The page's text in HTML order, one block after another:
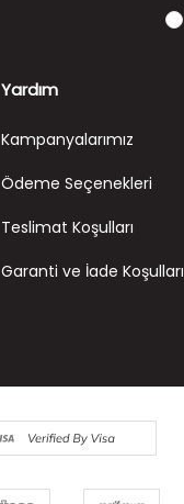
Yardım
Kampanyalarımız
Ödeme Seçenekleri
Teslimat Koşulları
Garanti ve İade Koşulları